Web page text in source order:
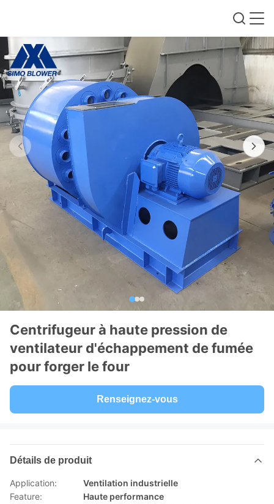
Centrifugeur à haute pression de
ventilateur d'échappement de fumée
pour forger le four
Renseignez-vous
Détails de produit
Application:
Ventilation industrielle
Feature:
Haute performance